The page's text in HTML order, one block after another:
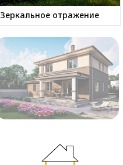
Зеркальное отражение